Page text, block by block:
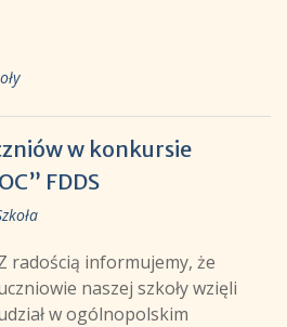
w konkursie
FDDS
radością informujemy, że
naszej szkoły wzięli
w ogólnopolskim